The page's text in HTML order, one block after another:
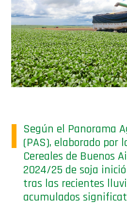
(PAS), elaborado por
Cereales de Buenos
2024/25 de soja
tras las recientes
acumulados
central.